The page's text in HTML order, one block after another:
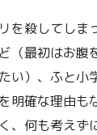
を殺してしま
（最初はお腹
い）、ふと小
明確な理由も
、何も考えず